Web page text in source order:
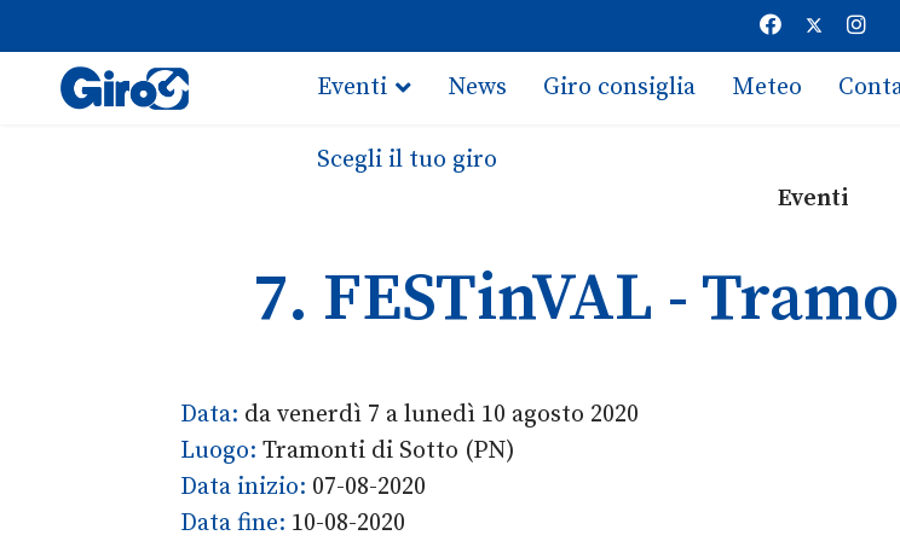
Eventi News Giro consiglia Meteo
Scegli il tuo giro
Eventi
7. FESTinVAL -
Data: da venerdì 7 a lunedì 10 agosto 2020
Luogo: Tramonti di Sotto (PN)
Data inizio: 07-08-2020
Data fine: 10-08-2020